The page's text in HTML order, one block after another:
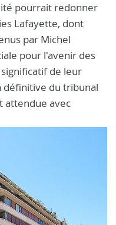
pourrait redonner
Lafayette, dont
par Michel
pour l'avenir des
de leur
définitive du tribunal
attendue avec